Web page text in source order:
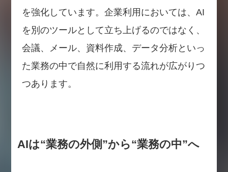
を強化しています。企業利用においては、AI
を別のツールとして立ち上げるのではなく、
会議、メール、資料作成、データ分析といっ
た業務の中で自然に利用する流れが広がりつ
つあります。
AIは“業務の外側”から“業務の中”へ